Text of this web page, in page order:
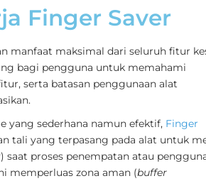
Finger Saver
manfaat maksimal dari seluruh fitur
bagi pengguna untuk memahami
serta batasan penggunaan alat
yang sederhana namun efektif, Finger
tali yang terpasang pada alat untuk
) saat proses penempatan atau
memperluas zona aman (buffer